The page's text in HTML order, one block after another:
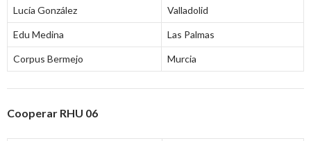
Lucía González Valladolid
Edu Medina Las Palmas
Corpus Bermejo Murcia
Cooperar RHU 06